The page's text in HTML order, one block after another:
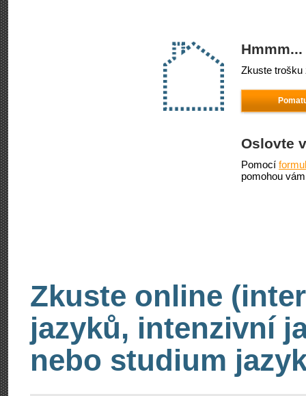
Zkuste trošku
Oslovte
Pomocí
pomohou
Zkuste online
jazyků, intenzivní
nebo studium